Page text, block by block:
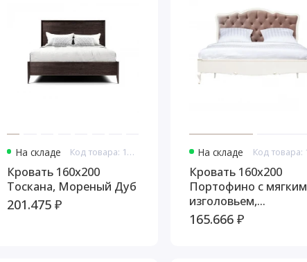
На складе Код товара: 10912
Кровать 160x200
Тоскана, Мореный Дуб
201.475 ₽
На складе
Кровать 160x200
Портофино с мягким
изголовьем,
Молочный/Патина
165.666 ₽